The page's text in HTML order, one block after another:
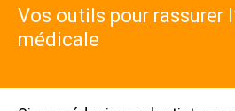
Vos outils pour rassurer
médicale